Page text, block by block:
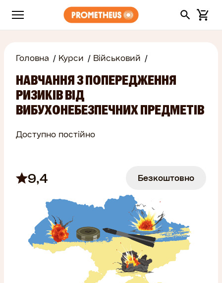
Головна Курси Військовий
НАВЧАННЯ З ПОПЕРЕДЖЕННЯ
РИЗИКІВ ВІД
ВИБУХОНЕБЕЗПЕЧНИХ ПРЕДМЕТІВ
Доступно постійно
9,4 Безкоштовно